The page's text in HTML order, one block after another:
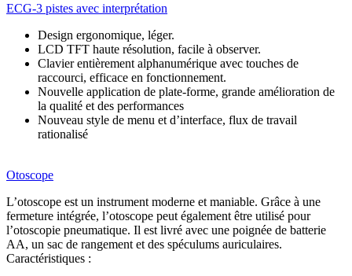
ECG-3 pistes avec interprétation
Design ergonomique, léger.
LCD TFT haute résolution, facile à observer.
Clavier entièrement alphanumérique avec touches de
raccourci, efficace en fonctionnement.
Nouvelle application de plate-forme, grande amélioration de
la qualité et des performances
Nouveau style de menu et d’interface, flux de travail
rationalisé
Otoscope
L’otoscope est un instrument moderne et maniable. Grâce à une
fermeture intégrée, l’otoscope peut également être utilisé pour
l’otoscopie pneumatique. Il est livré avec une poignée de batterie
AA, un sac de rangement et des spéculums auriculaires.
Caractéristiques :